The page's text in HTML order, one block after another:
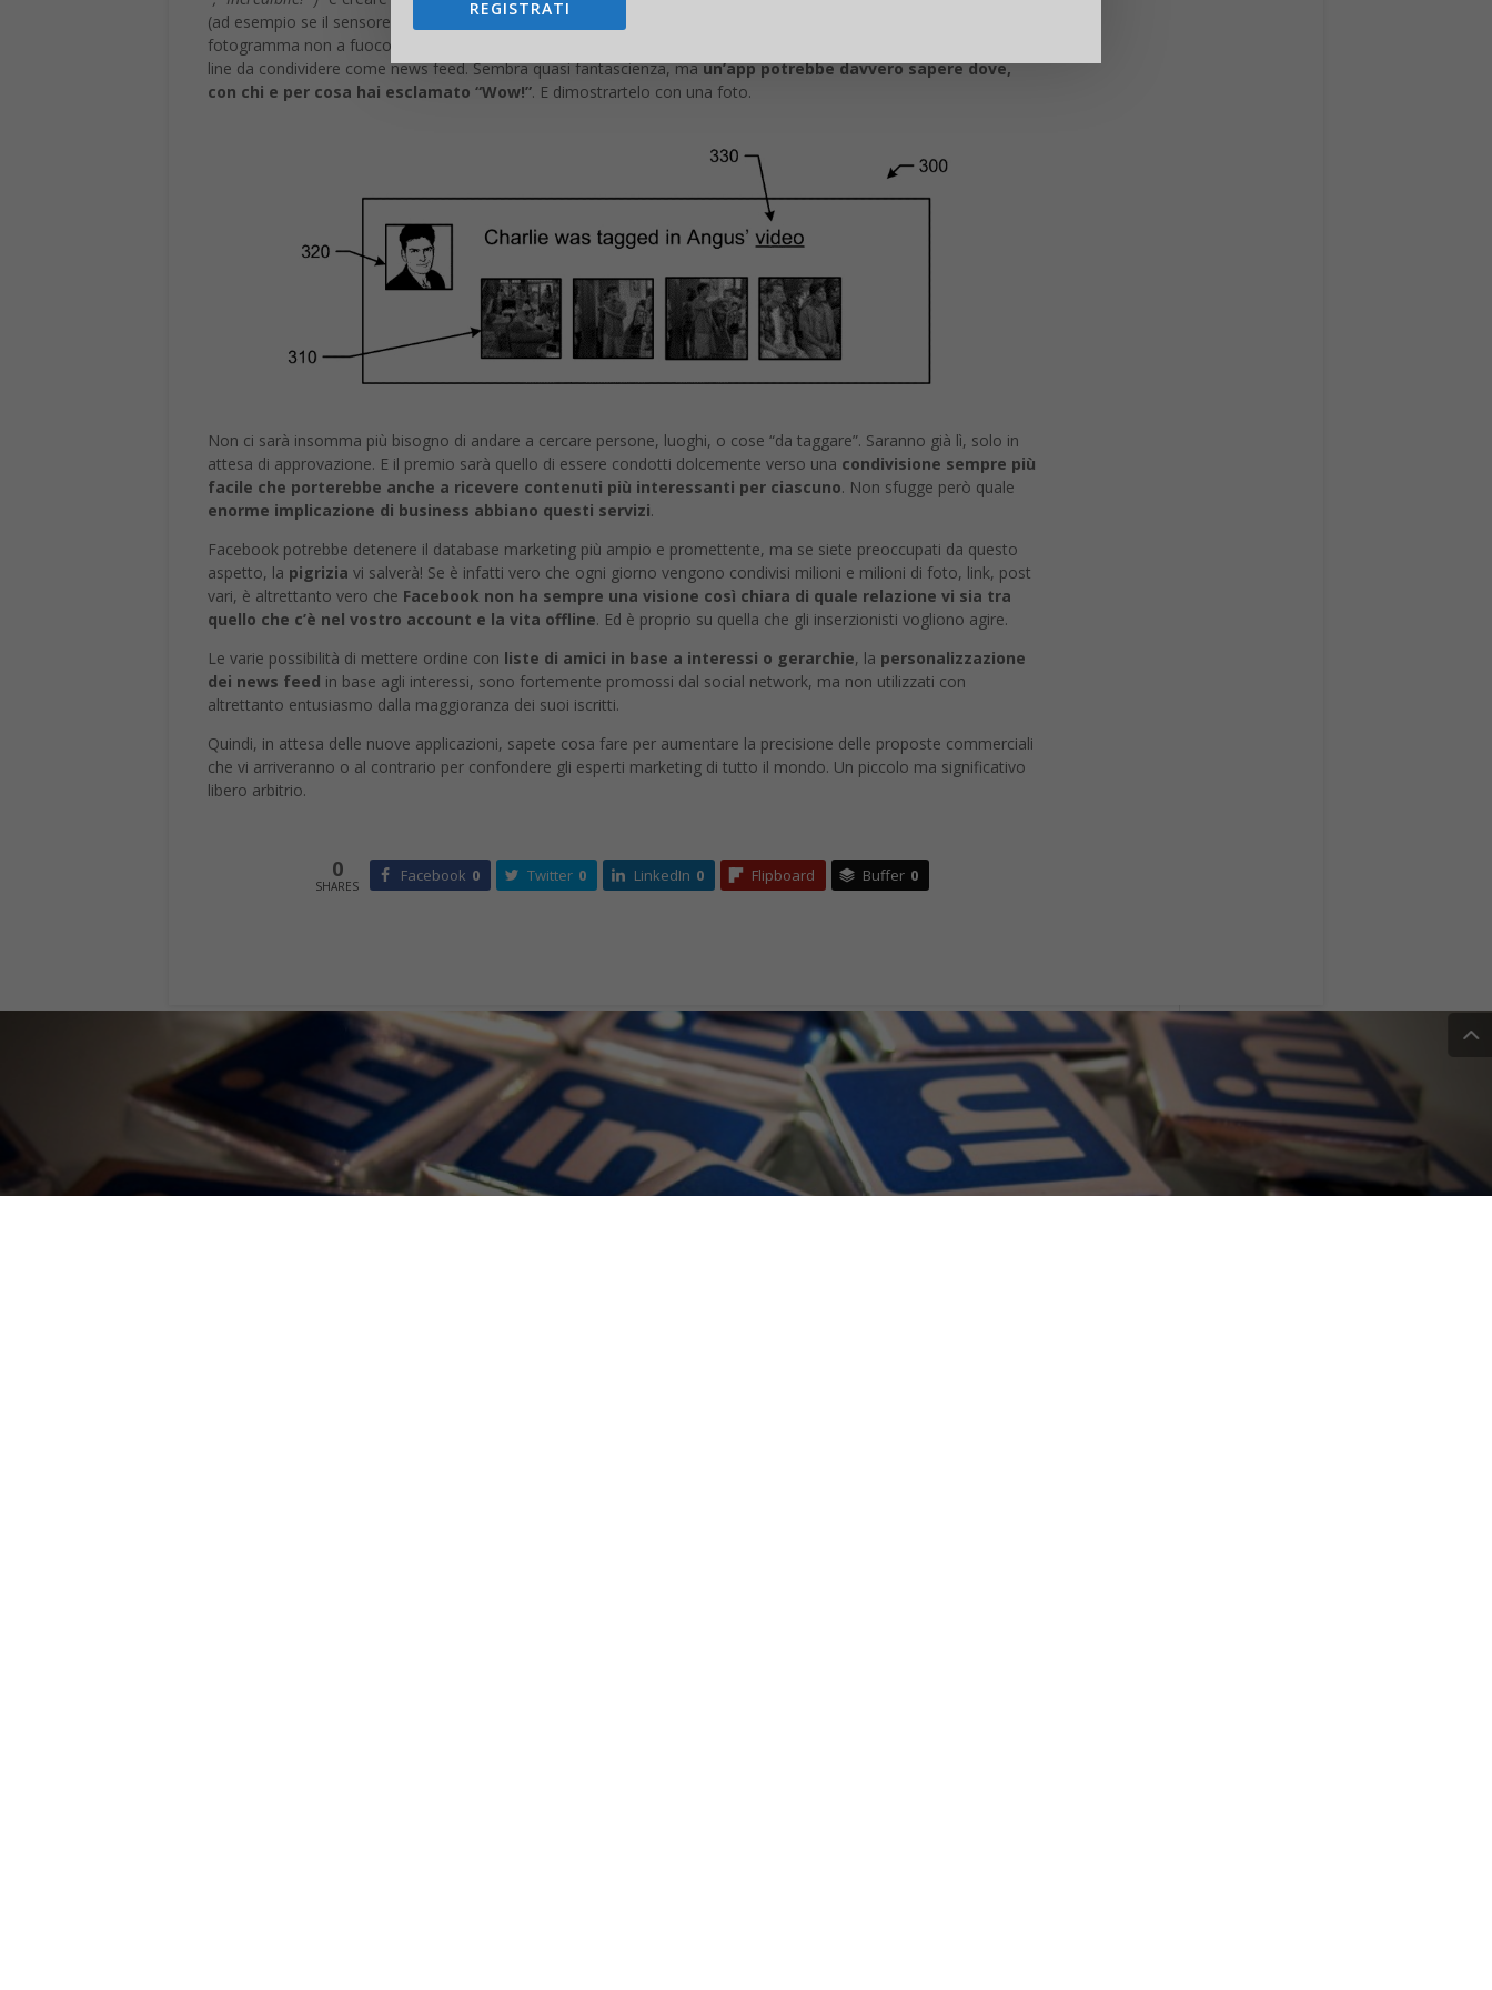
(ad esempio se il sensore di movimento ha registrato una accelerazione che probabilmente porterà a un
fotogramma non a fuoco). A questo punto Facebook può collezionare le sequenze preferite in una sorta di time-
line da condividere come news feed. Sembra quasi fantascienza, maun’app potrebbe davvero sapere dove,
con chi e per cosa hai esclamato “Wow!”. E dimostrartelo con una foto.
Non ci sarà insomma più bisogno di andare a cercare persone, luoghi, o cose “da taggare”. Saranno già lì, solo in
attesa di approvazione. E il premio sarà quello di essere condotti dolcemente verso una condivisione sempre più
facile che porterebbe anche a ricevere contenuti più interessanti per ciascuno. Non sfugge però quale
enorme implicazione di business abbiano questi servizi.
Facebook potrebbe detenere il database marketing più ampio e promettente, ma se siete preoccupati da questo
aspetto, la pigrizia vi salverà! Se è infatti vero che ogni giorno vengono condivisi milioni e milioni di foto, link, post
vari, è altrettanto vero che Facebook non ha sempre una visione così chiara di quale relazione vi sia tra
quello che c’è nel vostro account e la vita offline. Ed è proprio su quella che gli inserzionisti vogliono agire.
Le varie possibilità di mettere ordine con liste di amici in base a interessi o gerarchie, la personalizzazione
dei news feed in base agli interessi, sono fortemente promossi dal social network, ma non utilizzati con
altrettanto entusiasmo dalla maggioranza dei suoi iscritti.
Quindi, in attesa delle nuove applicazioni, sapete cosa fare per aumentare la precisione delle proposte commerciali
che vi arriveranno o al contrario per confondere gli esperti marketing di tutto il mondo. Un piccolo ma significativo
libero arbitrio.
0
SHARES
Facebook 0 Twitter 0 LinkedIn 0 Flipboard Buffer 0
REGISTRATI